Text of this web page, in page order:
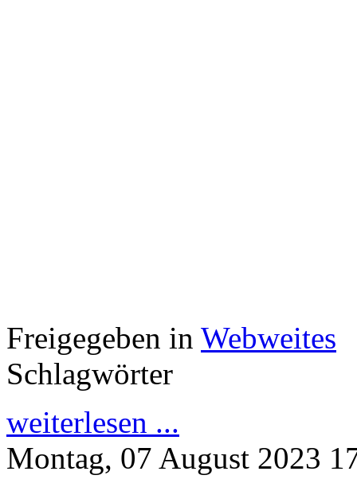
Freigegeben in Webweites
Schlagwörter
weiterlesen ...
Montag, 07 August 2023